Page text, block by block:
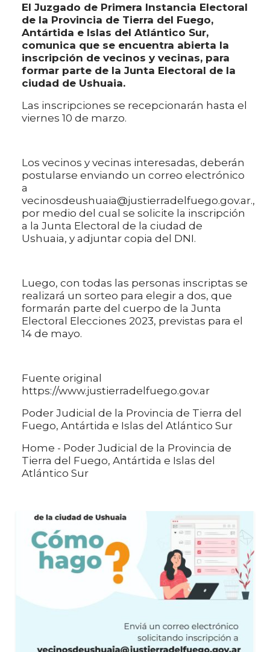
El Juzgado de Primera Instancia Electoral
de la Provincia de Tierra del Fuego,
Antártida e Islas del Atlántico Sur,
comunica que se encuentra abierta la
inscripción de vecinos y vecinas, para
formar parte de la Junta Electoral de la
ciudad de Ushuaia.
Las inscripciones se recepcionarán hasta el
viernes 10 de marzo.
Los vecinos y vecinas interesadas, deberán
postularse enviando un correo electrónico
a
vecinosdeushuaia@justierradelfuego.gov.ar.,
por medio del cual se solicite la inscripción
a la Junta Electoral de la ciudad de
Ushuaia, y adjuntar copia del DNI.
Luego, con todas las personas inscriptas se
realizará un sorteo para elegir a dos, que
formarán parte del cuerpo de la Junta
Electoral Elecciones 2023, previstas para el
14 de mayo.
Fuente original
https://www.justierradelfuego.gov.ar
Poder Judicial de la Provincia de Tierra del
Fuego, Antártida e Islas del Atlántico Sur
Home - Poder Judicial de la Provincia de
Tierra del Fuego, Antártida e Islas del
Atlántico Sur